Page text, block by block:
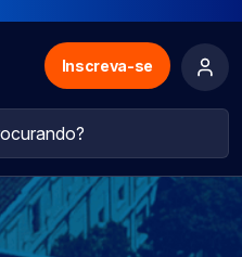
Inscreva-se